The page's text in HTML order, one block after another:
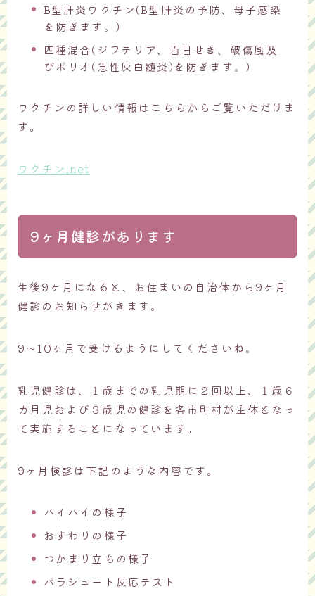
B型肝炎ワクチン(B型肝炎の予防、母子感染
を防ぎます。)
四種混合(ジフテリア、百日せき、破傷風及
びポリオ(急性灰白髄炎)を防ぎます。)
ワクチンの詳しい情報はこちらからご覧いただけま
す。
ワクチン.net
9ヶ月健診があります
生後9ヶ月になると、お住まいの自治体から9ヶ月
健診のお知らせがきます。
9～10ヶ月で受けるようにしてくださいね。
乳児健診は、１歳までの乳児期に２回以上、１歳６
カ月児および３歳児の健診を各市町村が主体となっ
て実施することになっています。
9ヶ月検診は下記のような内容です。
ハイハイの様子
おすわりの様子
つかまり立ちの様子
パラシュート反応テスト